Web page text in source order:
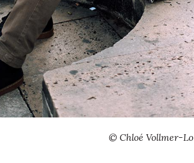
© Chloé Vollmer-Lo